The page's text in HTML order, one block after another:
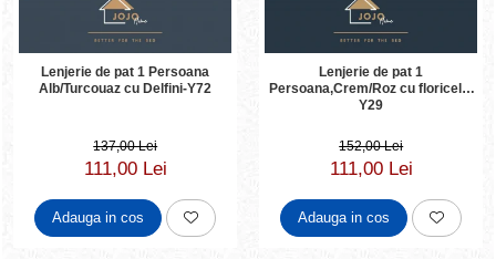
Lenjerie de pat 1 Persoana
Alb/Turcouaz cu Delfini-Y72
137,00 Lei
111,00 Lei
Adauga in cos
Lenjerie de pat 1
Persoana,Crem/Roz cu floricele-
Y29
152,00 Lei
111,00 Lei
Adauga in cos